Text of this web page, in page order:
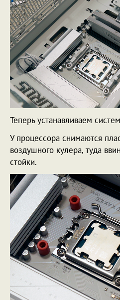
Теперь устанавливаем
У процессора снимаются
воздушного кулера, туда
стойки.